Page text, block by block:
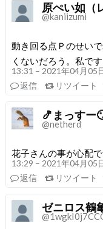
原ぺい如（
@kaniizumi
動き回る点Ｐのせい
くないだろう。私です
13:31 – 2021年04月05
返信
リツイート
🍤まっす
@netherd
花子さんの事が心配
13:29 – 2021年04月05
返信
リツイート
ゼニロス鶴